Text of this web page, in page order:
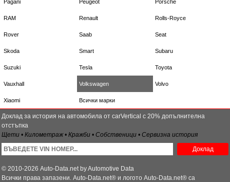
Pagani Peugeot Porsche
RAM Renault Rolls-Royce
Rover Saab Seat
Skoda Smart Subaru
Suzuki Tesla Toyota
Vauxhall Volkswagen Volvo
Xiaomi Всички марки
Доклад за история на автомобила от carVertical с 20% допълнителна
отстъпка
Щети • Километраж • Кражби • Собственици • Сервизна история
Доклад
© 2010-2026 Auto-Data.net by Automotive Data
Всички права запазени. Auto-Data.net® и логото Auto-Data.net® са